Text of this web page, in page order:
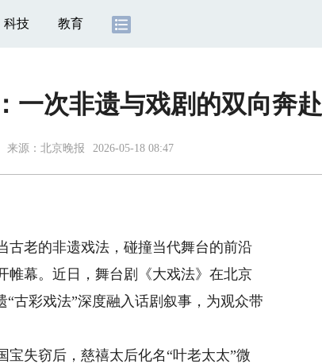
科技 教育
一次非遗与戏剧的双向奔赴
来源： 北京晚报 2026-05-18 08:47
老的非遗戏法，碰撞当代舞台的前沿
幕。近日，舞台剧《大戏法》在北京
古彩戏法”深度融入话剧叙事，为观众带
失窃后，慈禧太后化名“叶老太太”微